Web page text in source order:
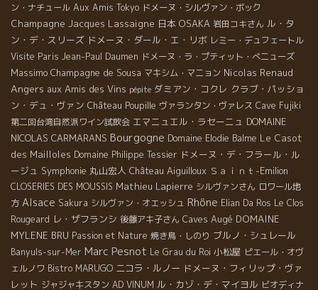
ン・ナチュール Aux Amis Tokyo ドメーヌ・シルヴァン・ボック
Champagne Jacques Lassaigne 日本 OSAKA 岩田コキさん ル・タ
ン・デ・スリーズ ドメーヌ・ダール・エ・リボ レミー・デュフェートル
Visite Paris Jean-Paul Daumen ドメーヌ・ラ・プティット・べニューズ
Massimo Champagne de Sousa マキシム・マニョン Nicolas Renaud
Angers aux Amis des Vins pépite ダミアン・コクレ クラブ・パッショ
ン・デュ・ヴァン Château Poupille ヴァランタン・ヴァレス Cave Fujiki
第二回台湾自然派ワイン試飲会 エマニュエル・ラセーニュ DOMAINE
NICOLAS CARMARANS Bourgogne Domaine Elodie Balme Le Casot
des Mailloles Domaine Philippe Tessier ドメーヌ・デ・フラール・ル
ージュ Symphonie 丸山宏人 Château Aiguilloux Ｓａｉｎｔ-Emilion
CLOSERIES DES MOUSSIS Mathieu Lapierre シルヴァンさん ロワール地
方 Alsace Sakura シルヴァン・オエッシュ Rhône Elian Da Ros Le Clos
Rougeard レ・ザフランシ 後藤アキ子さん Caves Augé DOMAINE
MYLENE BRU Passion et Nature 焼き鳥・しのり ブルノ・シュレール
Banyuls-sur-Mer Marc Pesnot Le Grau du Roi 小松屋 ピエール・オヴ
ェルノワ Bistro MARUGO ニコラ・ルノー ドメーヌ・フィリップ・ヴァ
レット ジャジャキスタン AD VINUM ル・カゾ・デ・マイヨル ビオディナ